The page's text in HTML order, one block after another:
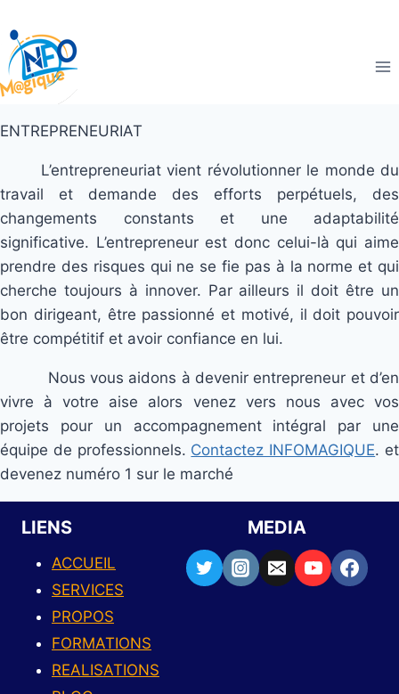
ENTREPRENEURIAT
L’entrepreneuriat vient révolutionner le monde du
travail et demande des efforts perpétuels, des
changements constants et une adaptabilité
significative. L’entrepreneur est donc celui-là qui aime
prendre des risques qui ne se fie pas à la norme et qui
cherche toujours à innover. Par ailleurs il doit être un
bon dirigeant, être passionné et motivé, il doit pouvoir
être compétitif et avoir confiance en lui.
Nous vous aidons à devenir entrepreneur et d’en
vivre à votre aise alors venez vers nous avec vos
projets pour un accompagnement intégral par une
équipe de professionnels. Contactez INFOMAGIQUE. et
devenez numéro 1 sur le marché
LIENS
ACCUEIL
SERVICES
PROPOS
FORMATIONS
REALISATIONS
MEDIA